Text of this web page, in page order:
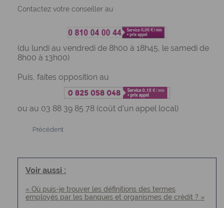
Contactez votre conseiller au
(du lundi au vendredi de 8h00 à 18h45, le samedi de
8h00 à 13h00)
Puis, faites opposition au
ou au 03 88 39 85 78 (coût d'un appel local)
Précédent
Voir aussi :
« Où puis-je trouver les définitions des termes
employés par les banques et organismes de crédit ? »